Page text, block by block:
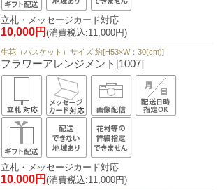
立札・メッセージカード対応
10,000円 (消費税込:11,000円)
生花（バスケット）サイズ 約[H53×W：30(cm)]
フラワーアレンジメント[1007]
立札・メッセージカード対応
10,000円 (消費税込:11,000円)